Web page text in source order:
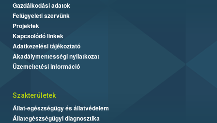
Gazdálkodási adatok
Felügyeleti szervünk
Projektek
Kapcsolódó linkek
Adatkezelési tájékoztató
Akadálymentességi nyilatkozat
Üzemeltetési információ
Szakterületek
Állat-egészségügy és állatvédelem
Állategészségügyi diagnosztika